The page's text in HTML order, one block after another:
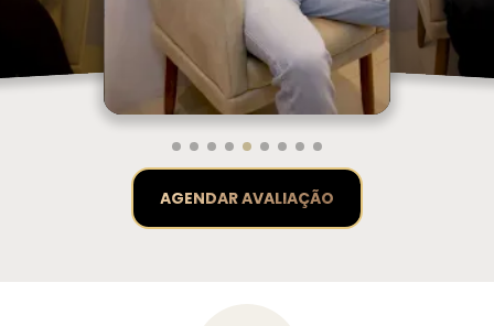
AGENDAR AVALIAÇÃO